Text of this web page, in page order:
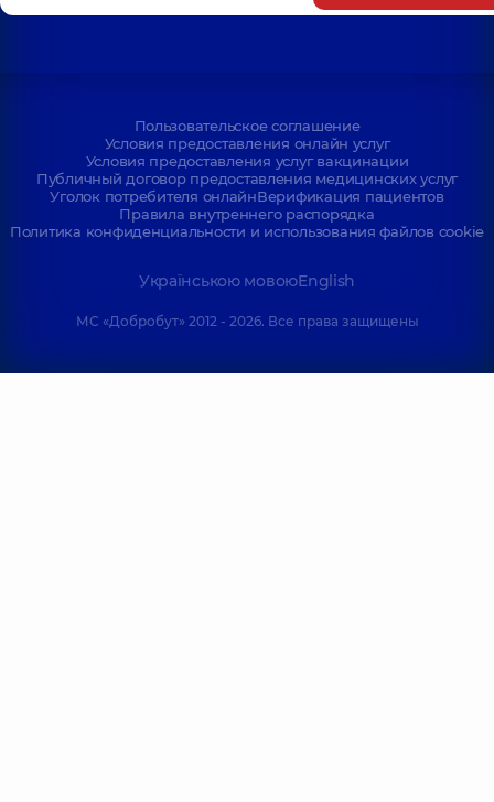
Пользовательское соглашение
Условия предоставления онлайн услуг
Условия предоставления услуг вакцинации
Публичный договор предоставления медицинских услуг
Уголок потребителя онлайнВерификация пациентов
Правила внутреннего распорядка
Политика конфиденциальности и использования файлов cookie
Українською мовоюEnglish
МС «Добробут» 2012 - 2026. Все права защищены